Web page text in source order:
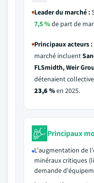
Leader du marché :
7,5 %de part de
Principaux acteurs :
marché incluent
FLSmidth, Weir
détenaient
23,6 %en 2025.
Principaux
L'augmentation de
minéraux critiques
demande